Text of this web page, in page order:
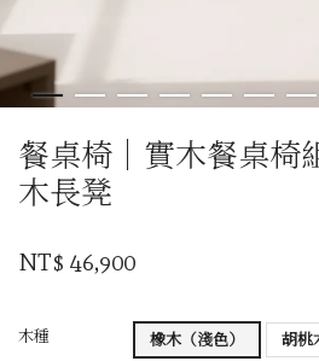
餐桌椅｜實木餐桌椅
木長凳
NT$ 46,900
木種 橡木（淺色） 胡桃